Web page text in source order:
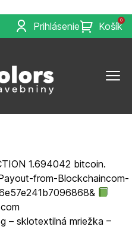
Prihlásenie
0
Košík
1.694042 bitcoin.
from-Blockchaincom-
– sklotextilná mriežka –